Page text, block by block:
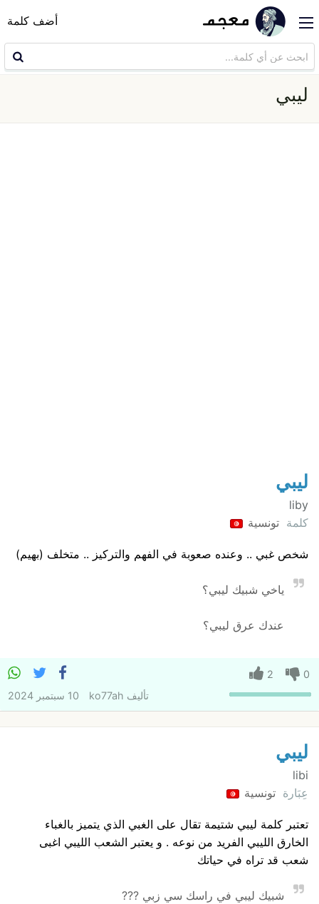
أضف كلمة
ليبي
ليبي
liby
كلمة تونسية
شخص غبي .. وعنده صعوبة في الفهم والتركيز .. متخلف (بهيم)
ياخي شبيك ليبي؟
عندك عرق ليبي؟
0
2
تأليف ko77ah 10 سبتمبر 2024
ليبي
libi
عِبَارة تونسية
تعتبر كلمة ليبي شتيمة تقال على الغبي الذي يتميز بالغباء
الخارق الليبي الفريد من نوعه . و يعتبر الشعب الليبي اغبى
شعب قد تراه في حياتك
شبيك ليبي في راسك سي زبي ???